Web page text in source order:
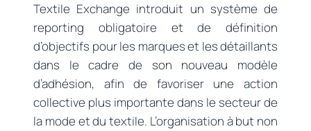
Textile Exchange introduit un système de
reporting obligatoire et de définition
d’objectifs pour les marques et les détaillants
dans le cadre de son nouveau modèle
d’adhésion, afin de favoriser une action
collective plus importante dans le secteur de
la mode et du textile. L’organisation à but non